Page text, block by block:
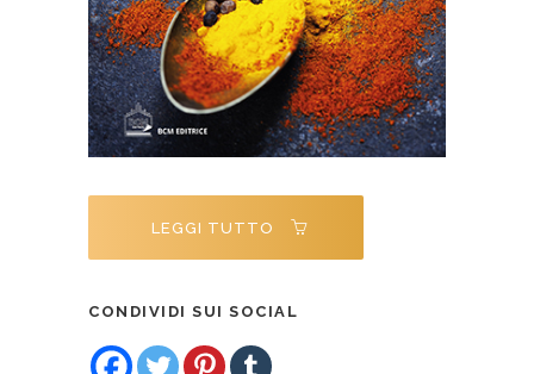
LEGGI TUTTO
CONDIVIDI SUI SOCIAL